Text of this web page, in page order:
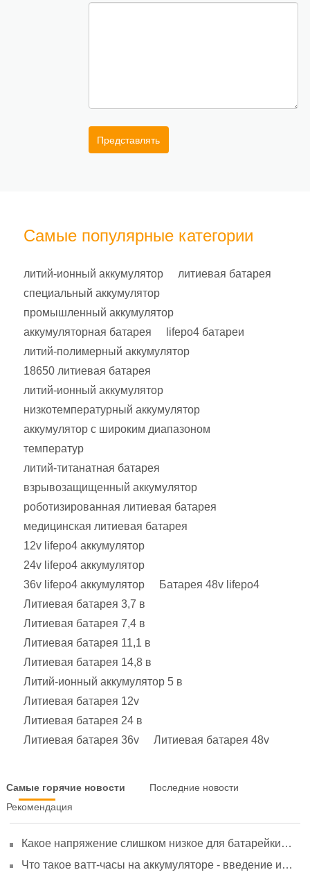
Представлять
Самые популярные категории
литий-ионный аккумулятор
литиевая батарея
специальный аккумулятор
промышленный аккумулятор
аккумуляторная батарея
lifepo4 батареи
литий-полимерный аккумулятор
18650 литиевая батарея
литий-ионный аккумулятор
низкотемпературный аккумулятор
аккумулятор с широким диапазоном
температур
литий-титанатная батарея
взрывозащищенный аккумулятор
роботизированная литиевая батарея
медицинская литиевая батарея
12v lifepo4 аккумулятор
24v lifepo4 аккумулятор
36v lifepo4 аккумулятор
Батарея 48v lifepo4
Литиевая батарея 3,7 в
Литиевая батарея 7,4 в
Литиевая батарея 11,1 в
Литиевая батарея 14,8 в
Литий-ионный аккумулятор 5 в
Литиевая батарея 12v
Литиевая батарея 24 в
Литиевая батарея 36v
Литиевая батарея 48v
Самые горячие новости
Последние новости
Рекомендация
Какое напряжение слишком низкое для батарейки
старение
Что такое ватт-часы на аккумуляторе - введение и